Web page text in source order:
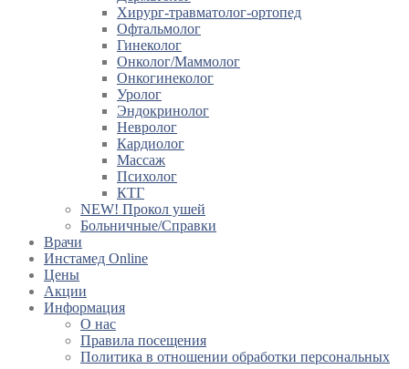
Хирург-травматолог-ортопед
Офтальмолог
Гинеколог
Онколог/Маммолог
Онкогинеколог
Уролог
Эндокринолог
Невролог
Кардиолог
Массаж
Психолог
КТГ
NEW! Прокол ушей
Больничные/Справки
Врачи
Инстамед Online
Цены
Акции
Информация
О нас
Правила посещения
Политика в отношении обработки персональных